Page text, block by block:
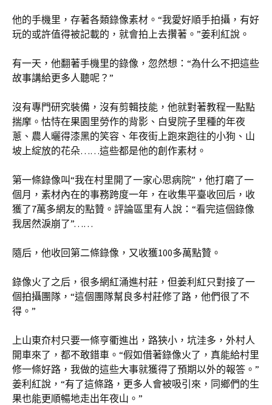
他的手機里，存著各類錄像素材。“我愛好順手拍攝，有好
玩的或許值得被記載的，就會拍上去攢著。”姜利紅說。
有一天，他翻著手機里的錄像，忽然想：“為什么不把這些
故事講給更多人聽呢？”
沒有專門研究裝備，沒有剪輯技能，他就對著教程一點點
揣摩。怙恃在果園里勞作的背影、白叟院子里種的年夜
蔥、農人曬得漆黑的笑容、年夜街上跑來跑往的小狗、山
坡上綻放的花朵……這些都是他的創作素材。
第一條錄像叫“我在村里開了一家心思病院”，他打磨了一
個月，素材內在的事務跨度一年，在收集平臺收回后，收
獲了7萬多網友的點贊。評論區里有人說：“看完這個錄像
我居然淚崩了”……
隨后，他收回第二條錄像，又收獲100多萬點贊。
錄像火了之后，很多網紅涌進村莊，但姜利紅只對接了一
個拍攝團隊，“這個團隊幫良多村莊修了路，他們很了不
得。”
上山東夼村只要一條亨衢進出，路狹小，坑洼多，外村人
開車來了，都不敢錯車。“假如借著錄像火了，真能給村里
修一條好路，我做的這些大事就獲得了預期以外的報答。”
姜利紅說，“有了這條路，更多人會被吸引來，同鄉們的生
果也能更順暢地走出年夜山。”